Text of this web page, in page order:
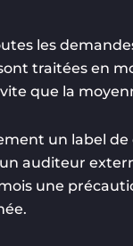
les
traitées en
que la
un label
auditeur
une